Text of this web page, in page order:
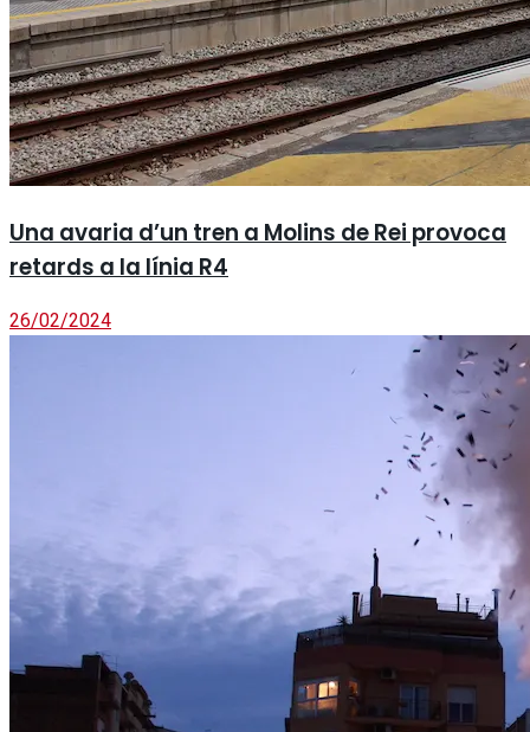
Una avaria d’un tren a Molins de Rei provoca
retards a la línia R4
26/02/2024